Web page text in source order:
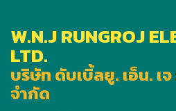
W.N.J RUNGROJ
LTD.
บริษัท ดับเบิ้ลยู. เอ็น. เ
จำกัด